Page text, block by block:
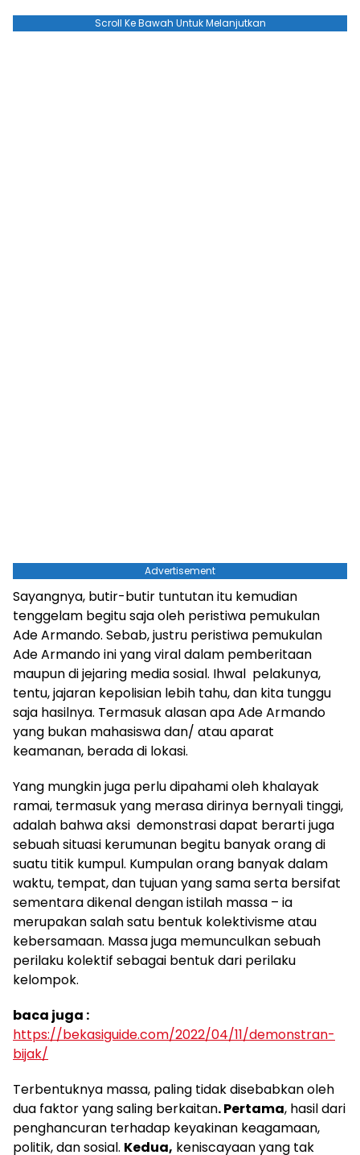
Scroll Ke Bawah Untuk Melanjutkan
Advertisement
Sayangnya, butir-butir tuntutan itu kemudian
tenggelam begitu saja oleh peristiwa pemukulan
Ade Armando. Sebab, justru peristiwa pemukulan
Ade Armando ini yang viral dalam pemberitaan
maupun di jejaring media sosial. Ihwal pelakunya,
tentu, jajaran kepolisian lebih tahu, dan kita tunggu
saja hasilnya. Termasuk alasan apa Ade Armando
yang bukan mahasiswa dan/ atau aparat
keamanan, berada di lokasi.
Yang mungkin juga perlu dipahami oleh khalayak
ramai, termasuk yang merasa dirinya bernyali tinggi,
adalah bahwa aksi demonstrasi dapat berarti juga
sebuah situasi kerumunan begitu banyak orang di
suatu titik kumpul. Kumpulan orang banyak dalam
waktu, tempat, dan tujuan yang sama serta bersifat
sementara dikenal dengan istilah massa – ia
merupakan salah satu bentuk kolektivisme atau
kebersamaan. Massa juga memunculkan sebuah
perilaku kolektif sebagai bentuk dari perilaku
kelompok.
baca juga :
https://bekasiguide.com/2022/04/11/demonstran-
bijak/
Terbentuknya massa, paling tidak disebabkan oleh
dua faktor yang saling berkaitan. Pertama, hasil dari
penghancuran terhadap keyakinan keagamaan,
politik, dan sosial. Kedua, keniscayaan yang tak